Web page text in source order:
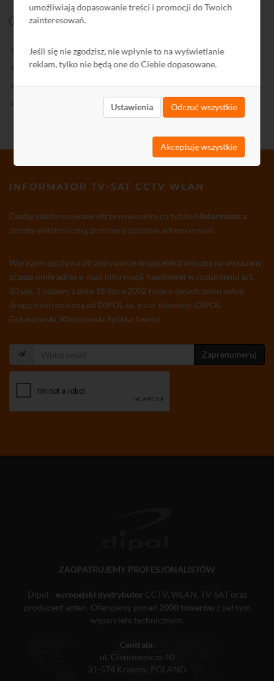
umożliwiają dopasowanie treści i promocji do Twoich
zainteresowań.
Jeśli się nie zgodzisz, nie wpłynie to na wyświetlanie
reklam, tylko nie będą one do Ciebie dopasowane.
Ustawienia Odrzuć wszystkie
Akceptuję wszystkie
FIRMA
O firmie
Kontakt
Polityka Prywatności
INFORMATOR TV-SAT CCTV WLAN
Osoby zainteresowane otrzymywaniem co tydzień Informatora
pocztą elektroniczną prosimy o podanie adresu e-mail:
Wyrażam zgodę na otrzymywanie drogą elektroniczną na wskazany
przeze mnie adres e-mail informacji handlowej w rozumieniu art.
10 ust. 1 ustawy z dnia 18 lipca 2002 roku o świadczeniu usług
drogą elektroniczną od DIPOL sp. z o.o. (dawniej: DIPOL
Gołaszewski, Waśniowski Spółka Jawna)
Zaprenumeruj
ZAOPATRUJEMY PROFESJONALISTÓW
Dipol - europejski dystrybutor CCTV, WLAN, TV-SAT oraz
producent anten. Oferujemy ponad 2000 towarówz pełnym
wsparciem technicznym.
Centrala:
ul. Ciepłownicza 40
31-574 Kraków, POLAND